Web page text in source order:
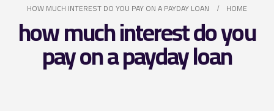
HOME
HOW MUCH INTEREST DO YOU PAY ON A PAYDAY LOAN
how much interest do you
pay on a payday loan